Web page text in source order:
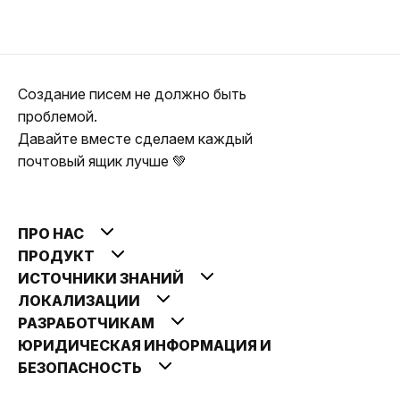
Создание писем не должно быть
проблемой.
Давайте вместе сделаем каждый
почтовый ящик лучше 💚
ПРО НАС
ПРОДУКТ
ИСТОЧНИКИ ЗНАНИЙ
ЛОКАЛИЗАЦИИ
РАЗРАБОТЧИКАМ
ЮРИДИЧЕСКАЯ ИНФОРМАЦИЯ И
БЕЗОПАСНОСТЬ